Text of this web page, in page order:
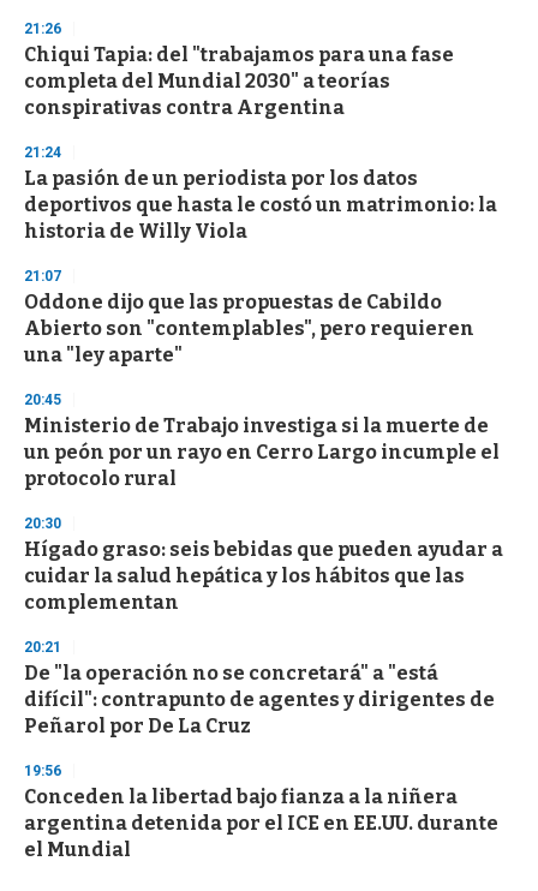
s
e
c
o
n
21:26
Chiqui Tapia: del "trabajamos para una fase
completa del Mundial 2030" a teorías
conspirativas contra Argentina
21:24
La pasión de un periodista por los datos
deportivos que hasta le costó un matrimonio: la
historia de Willy Viola
21:07
Oddone dijo que las propuestas de Cabildo
Abierto son "contemplables", pero requieren
una "ley aparte"
20:45
Ministerio de Trabajo investiga si la muerte de
un peón por un rayo en Cerro Largo incumple el
protocolo rural
20:30
Hígado graso: seis bebidas que pueden ayudar a
cuidar la salud hepática y los hábitos que las
complementan
20:21
De "la operación no se concretará" a "está
difícil": contrapunto de agentes y dirigentes de
Peñarol por De La Cruz
19:56
Conceden la libertad bajo fianza a la niñera
argentina detenida por el ICE en EE.UU. durante
el Mundial